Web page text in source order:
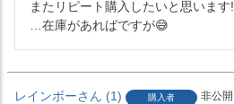
またリピート購入したいと思います!
…在庫があればですが😅
レインボー 1 購入者
非公開